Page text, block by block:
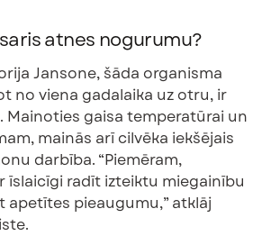
atnes nogurumu?
Jansone, šāda organisma
no viena gadalaika uz otru, ir
Mainoties gaisa temperatūrai un
mainās arī cilvēka iekšējais
darbība. “Piemēram,
īslaicīgi radīt izteiktu miegainību
apetītes pieaugumu,” atklāj